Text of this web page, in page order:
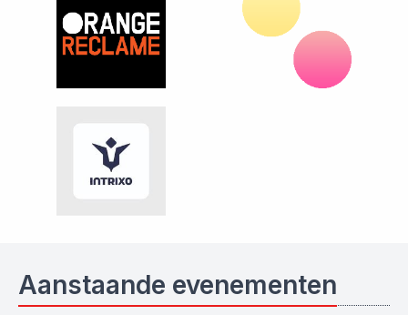
Aanstaande evenementen